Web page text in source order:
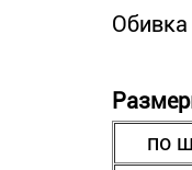
по